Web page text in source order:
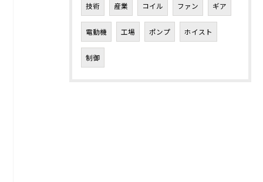
技術 産業 コイル ファン ギア
電動機 工場 ポンプ ホイスト
制御